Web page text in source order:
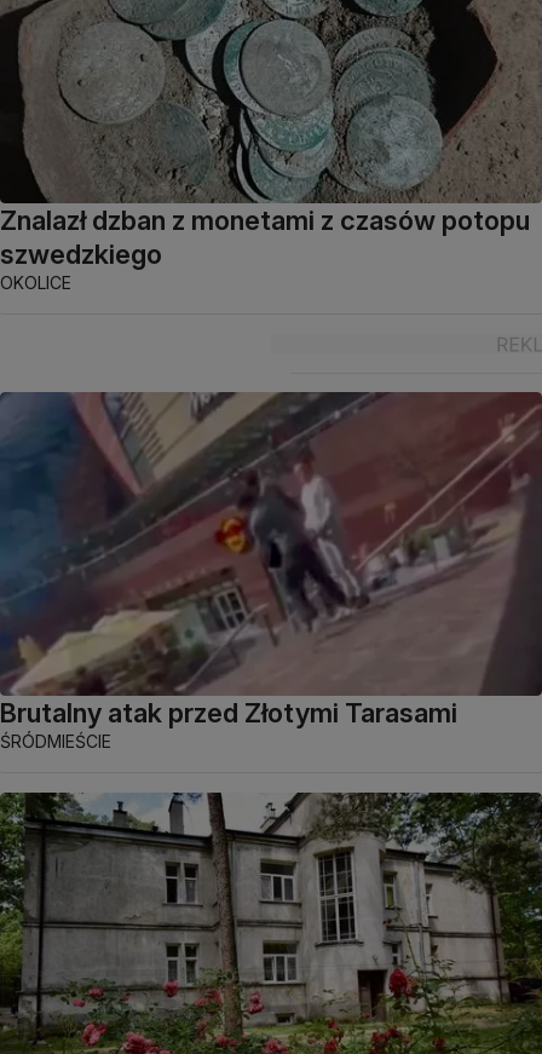
Znalazł dzban z monetami z czasów potopu
szwedzkiego
OKOLICE
Brutalny atak przed Złotymi Tarasami
ŚRÓDMIEŚCIE